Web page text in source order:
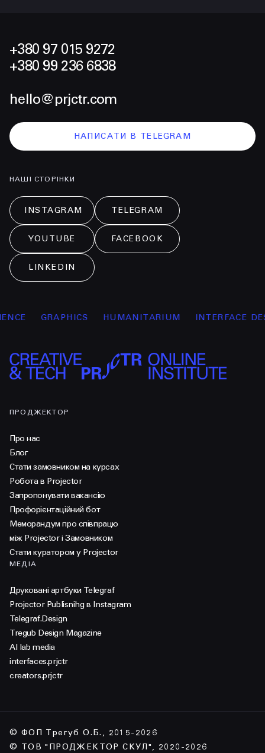
+380 97 015 9272
+380 99 236 6838
hello@prjctr.com
НАПИСАТИ В TELEGRAM
НАШІ СТОРІНКИ
INSTAGRAM TELEGRAM
YOUTUBE FACEBOOK
LINKEDIN
GRAPHICS HUMANITARIUM INTERFACE
ПРОДЖЕКТОР
Про нас
Блог
Стати замовником на курсах
Робота в Projector
Запропонувати вакансію
Профорієнтаційний бот
Меморандум про співпрацю
між Projector і Замовником
Стати куратором у Projector
МЕДІА
Друковані артбуки Telegraf
Projector Publisnihg в Instagram
Telegraf.Design
Tregub Design Magazine
AI lab media
interfaces.prjctr
creators.prjctr
© ФОП Трегуб О.Б., 2015-2026
© ТОВ "ПРОДЖЕКТОР СКУЛ", 2020-2026